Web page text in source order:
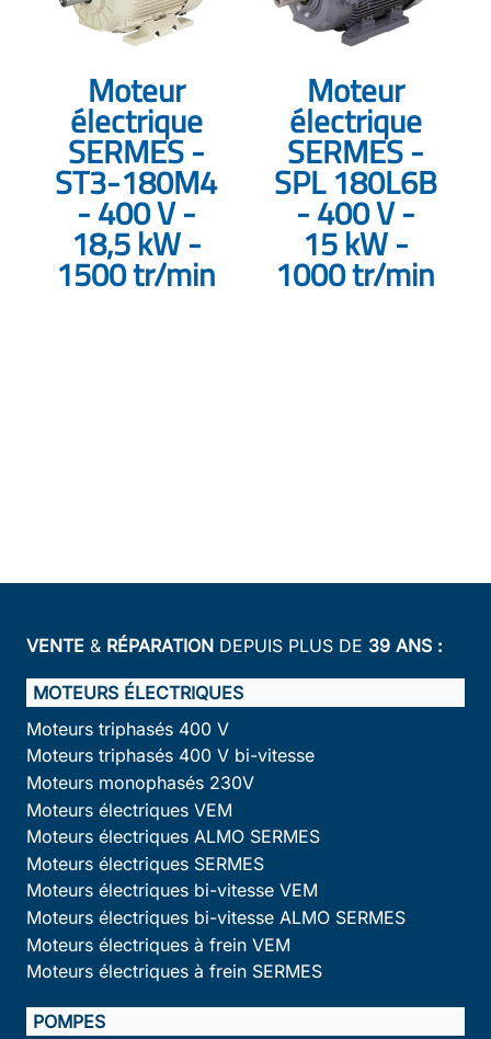
Moteur
électrique
SERMES -
ST3-180M4
- 400 V -
18,5 kW -
1500 tr/min
Moteur
électrique
SERMES -
SPL 180L6B
- 400 V -
15 kW -
1000 tr/min
VENTE & RÉPARATION DEPUIS PLUS DE 39 ANS :
MOTEURS ÉLECTRIQUES
Moteurs triphasés 400 V
Moteurs triphasés 400 V bi-vitesse
Moteurs monophasés 230V
Moteurs électriques VEM
Moteurs électriques ALMO SERMES
Moteurs électriques SERMES
Moteurs électriques bi-vitesse VEM
Moteurs électriques bi-vitesse ALMO SERMES
Moteurs électriques à frein VEM
Moteurs électriques à frein SERMES
POMPES